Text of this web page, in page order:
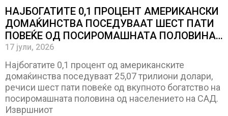
НАЈБОГАТИТЕ 0,1 ПРОЦЕНТ АМЕРИКАНСКИ
ДОМАЌИНСТВА ПОСЕДУВААТ ШЕСТ ПАТИ
ПОВЕЌЕ ОД ПОСИРОМАШНАТА ПОЛОВИНА
ОД АМЕРИКАНСКОТО НАСЕЛЕНИЕ
17 јули, 2026
Најбогатите 0,1 процент од американските
домаќинства поседуваат 25,07 трилиони долари,
речиси шест пати повеќе од вкупното богатство на
посиромашната половина од населението на САД.
Извршниот